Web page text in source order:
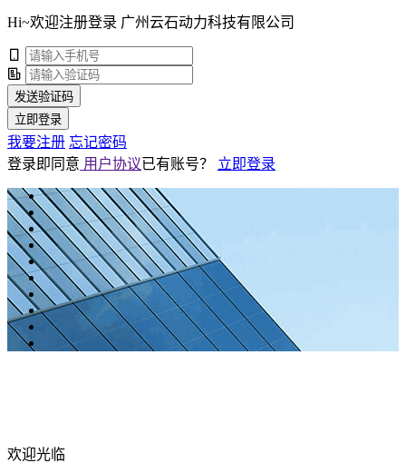
Hi~欢迎注册登录 广州云石动力科技有限公司
发送验证码
立即登录
我要注册 忘记密码
登录即同意 用户协议已有账号？ 立即登录
欢迎光临